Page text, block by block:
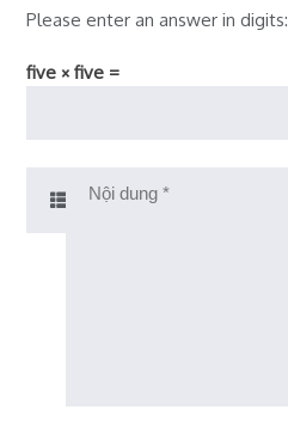
Please enter an answer in digits:
five × five =